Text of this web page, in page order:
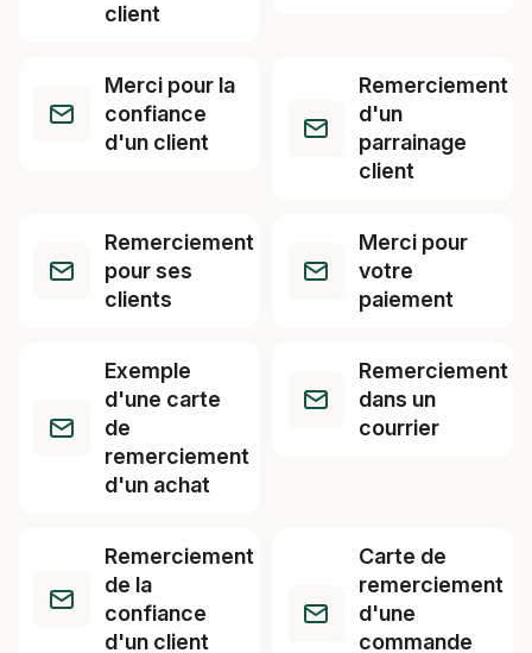
client
Merci pour la
confiance
d'un client
Remerciement
d'un
parrainage
client
Remerciement
pour ses
clients
Merci pour
votre
paiement
Exemple
d'une carte
de
remerciement
d'un achat
Remerciement
dans un
courrier
Remerciement
de la
confiance
d'un client
Carte de
remerciement
d'une
commande